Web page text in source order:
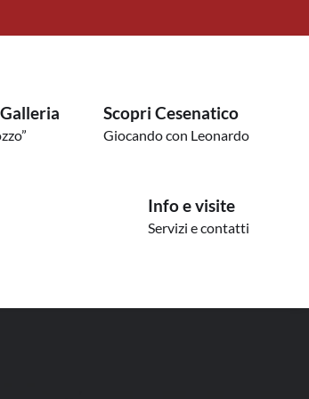
Scopri Cesenatico
Giocando con Leonardo
Info e visite
Servizi e contatti